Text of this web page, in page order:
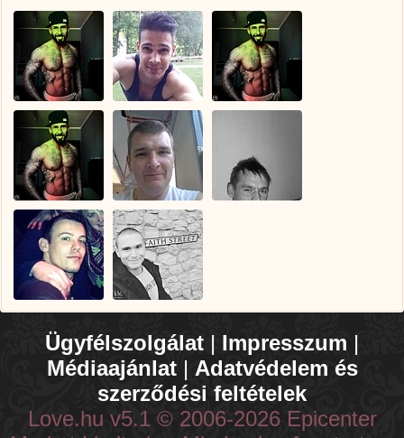
Ügyfélszolgálat | Impresszum |
Médiaajánlat| Adatvédelem és
szerződési feltételek
Love.hu v5.1 © 2006-2026 Epicenter